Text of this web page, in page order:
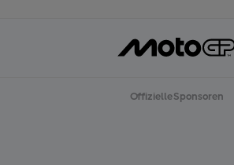
Offizielle Sponsoren